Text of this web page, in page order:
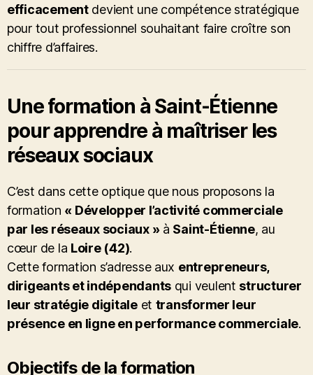
efficacementdevient une compétence stratégique
pour tout professionnel souhaitant faire croître son
chiffre d’affaires.
Une formation à Saint-Étienne
pour apprendre à maîtriser les
réseaux sociaux
C’est dans cette optique que nous proposons la
formation « Développer l’activité commerciale
par les réseaux sociaux »à Saint-Étienne, au
cœur de la Loire (42).
Cette formation s’adresse aux entrepreneurs,
dirigeants et indépendantsqui veulent structurer
leur stratégie digitaleet transformer leur
présence en ligne en performance commerciale.
Objectifs de la formation